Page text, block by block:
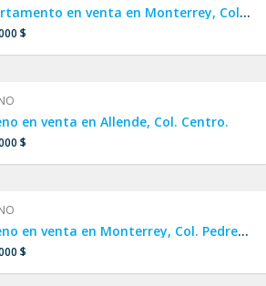
Departamento en venta en Monterrey, Col. Estanza.
$
en venta en Allende, Col. Centro.
$
Terreno en venta en Monterrey, Col. Pedregal de la Montaña.
$